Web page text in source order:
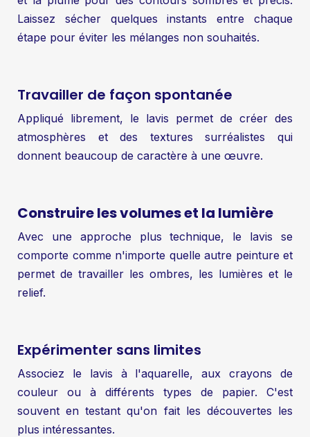
Laissez sécher quelques instants entre chaque
étape pour éviter les mélanges non souhaités.
Travailler de façon spontanée
Appliqué librement, le lavis permet de créer des
atmosphères et des textures surréalistes qui
donnent beaucoup de caractère à une œuvre.
Construire les volumes et la lumière
Avec une approche plus technique, le lavis se
comporte comme n'importe quelle autre peinture et
permet de travailler les ombres, les lumières et le
relief.
Expérimenter sans limites
Associez le lavis à l'aquarelle, aux crayons de
couleur ou à différents types de papier. C'est
souvent en testant qu'on fait les découvertes les
plus intéressantes.